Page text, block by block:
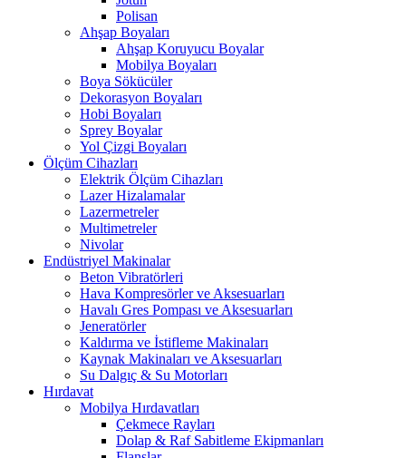
Polisan
Ahşap Boyaları
Ahşap Koruyucu Boyalar
Mobilya Boyaları
Boya Sökücüler
Dekorasyon Boyaları
Hobi Boyaları
Sprey Boyalar
Yol Çizgi Boyaları
Ölçüm Cihazları
Elektrik Ölçüm Cihazları
Lazer Hizalamalar
Lazermetreler
Multimetreler
Nivolar
Endüstriyel Makinalar
Beton Vibratörleri
Hava Kompresörler ve Aksesuarları
Havalı Gres Pompası ve Aksesuarları
Jeneratörler
Kaldırma ve İstifleme Makinaları
Kaynak Makinaları ve Aksesuarları
Su Dalgıç & Su Motorları
Hırdavat
Mobilya Hırdavatları
Çekmece Rayları
Dolap & Raf Sabitleme Ekipmanları